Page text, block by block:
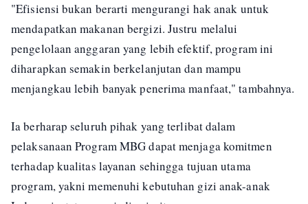
"Efisiensi bukan berarti mengurangi hak anak untuk
mendapatkan makanan bergizi. Justru melalui
pengelolaan anggaran yang lebih efektif, program ini
diharapkan semakin berkelanjutan dan mampu
menjangkau lebih banyak penerima manfaat," tambahnya.
Ia berharap seluruh pihak yang terlibat dalam
pelaksanaan Program MBG dapat menjaga komitmen
terhadap kualitas layanan sehingga tujuan utama
program, yakni memenuhi kebutuhan gizi anak-anak